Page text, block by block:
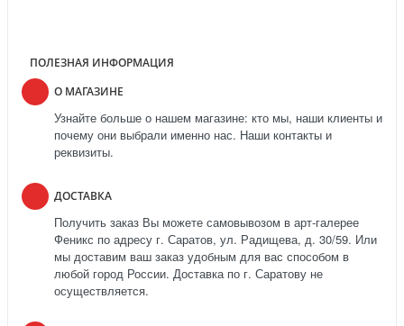
ПОЛЕЗНАЯ ИНФОРМАЦИЯ
О МАГАЗИНЕ
Узнайте больше о нашем магазине: кто мы, наши клиенты и
почему они выбрали именно нас. Наши контакты и
реквизиты.
ДОСТАВКА
Получить заказ Вы можете самовывозом в арт-галерее
Феникс по адресу г. Саратов, ул. Радищева, д. 30/59. Или
мы доставим ваш заказ удобным для вас способом в
любой город России. Доставка по г. Саратову не
осуществляется.